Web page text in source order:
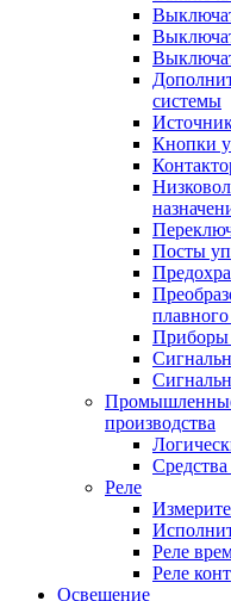
системы
Кнопки
Посты
Приборы
Промышленные
производства
Реле
Реле
Реле
Освещение